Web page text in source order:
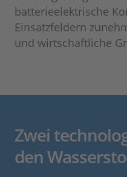
batterieelektrische
Einsatzfeldern
und wirtschaftliche
Zwei
den